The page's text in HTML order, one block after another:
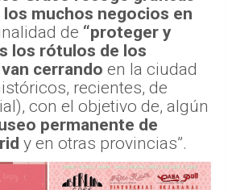
muchos negocios en
de “proteger y
los rótulos de los
cerrando en la ciudad
recientes, de
con el objetivo de, algún
permanente de
y en otras provincias”.